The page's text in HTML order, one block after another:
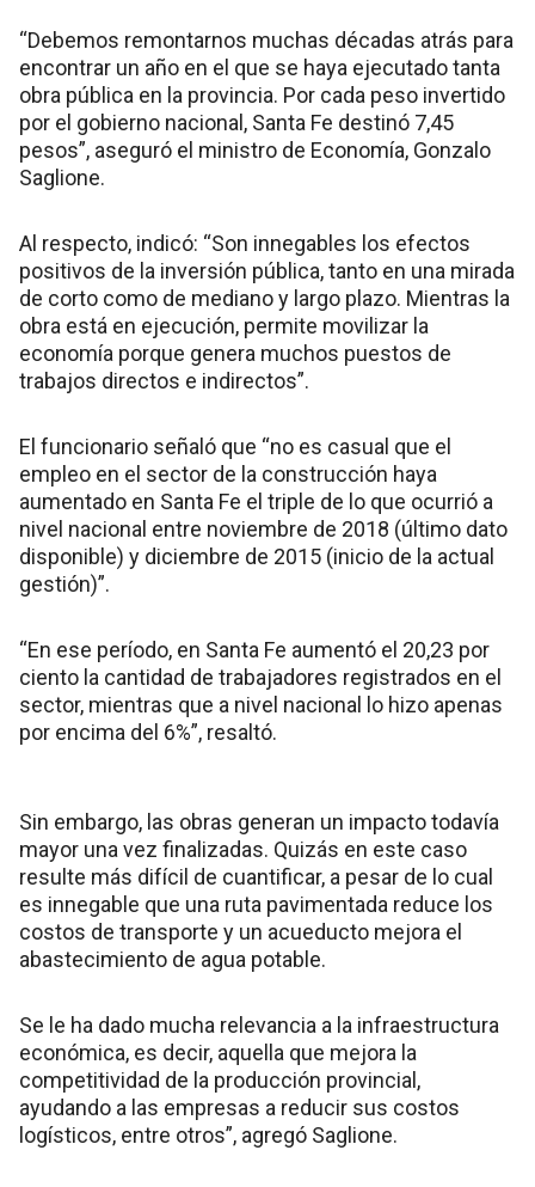
“Debemos remontarnos muchas décadas atrás para
encontrar un año en el que se haya ejecutado tanta
obra pública en la provincia. Por cada peso invertido
por el gobierno nacional, Santa Fe destinó 7,45
pesos”, aseguró el ministro de Economía, Gonzalo
Saglione.
Al respecto, indicó: “Son innegables los efectos
positivos de la inversión pública, tanto en una mirada
de corto como de mediano y largo plazo. Mientras la
obra está en ejecución, permite movilizar la
economía porque genera muchos puestos de
trabajos directos e indirectos”.
El funcionario señaló que “no es casual que el
empleo en el sector de la construcción haya
aumentado en Santa Fe el triple de lo que ocurrió a
nivel nacional entre noviembre de 2018 (último dato
disponible) y diciembre de 2015 (inicio de la actual
gestión)”.
“En ese período, en Santa Fe aumentó el 20,23 por
ciento la cantidad de trabajadores registrados en el
sector, mientras que a nivel nacional lo hizo apenas
por encima del 6%”, resaltó.
Sin embargo, las obras generan un impacto todavía
mayor una vez finalizadas. Quizás en este caso
resulte más difícil de cuantificar, a pesar de lo cual
es innegable que una ruta pavimentada reduce los
costos de transporte y un acueducto mejora el
abastecimiento de agua potable.
Se le ha dado mucha relevancia a la infraestructura
económica, es decir, aquella que mejora la
competitividad de la producción provincial,
ayudando a las empresas a reducir sus costos
logísticos, entre otros”, agregó Saglione.